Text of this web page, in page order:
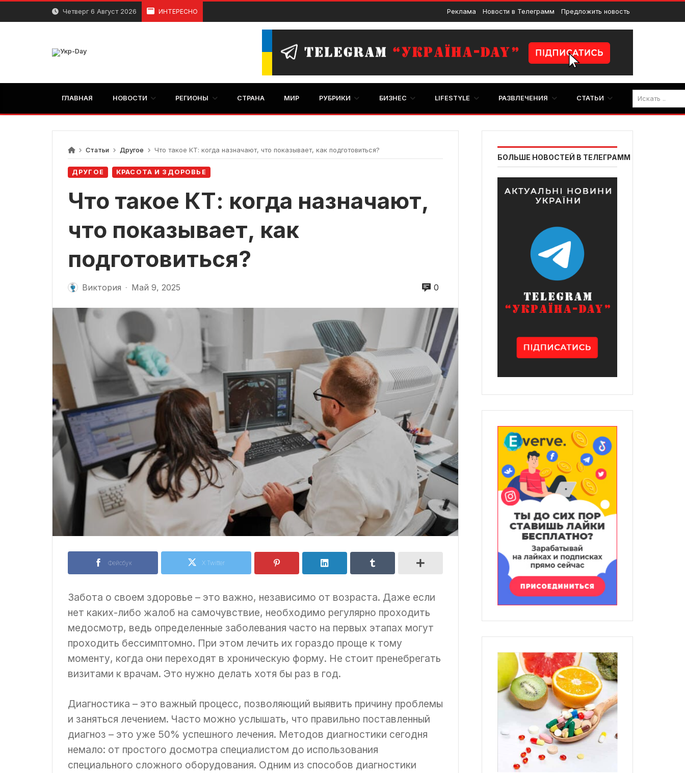
перейти
содержанию
Четверг 6 Август 2026 ИНТЕРЕСНО Реклама Новости в Телеграмм Предложить новость
ГЛАВНАЯ НОВОСТИ РЕГИОНЫ СТРАНА МИР РУБРИКИ БИЗНЕС LIFESTYLE РАЗВЛЕЧЕНИЯ СТАТЬИ
Статьи Другое Что такое КТ: когда назначают, что показывает, как подготовиться?
ДРУГОЕ КРАСОТА И ЗДОРОВЬЕ
Что такое КТ: когда назначают,
что показывает, как
подготовиться?
Виктория - Май 9, 2025 0
Фейсбук X Twitter
Забота о своем здоровье – это важно, независимо от возраста. Даже если
нет каких-либо жалоб на самочувствие, необходимо регулярно проходить
медосмотр, ведь определенные заболевания часто на первых этапах могут
проходить бессимптомно. При этом лечить их гораздо проще к тому
моменту, когда они переходят в хроническую форму. Не стоит пренебрегать
визитами к врачам. Это нужно делать хотя бы раз в год.
Диагностика – это важный процесс, позволяющий выявить причину проблемы
и заняться лечением. Часто можно услышать, что правильно поставленный
диагноз – это уже 50% успешного лечения. Методов диагностики сегодня
немало: от простого досмотра специалистом до использования
специального сложного оборудования. Одним из способов диагностики
БОЛЬШЕ НОВОСТЕЙ В ТЕЛЕГРАММ